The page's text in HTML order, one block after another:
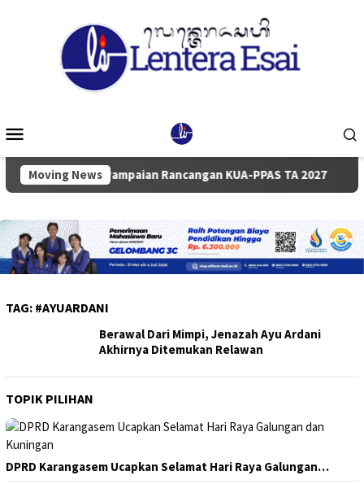
Mobile
Moving News
Penyampaian Rancangan KUA-PPAS TA 2027
TAG: #AYUARDANI
Berawal Dari Mimpi, Jenazah Ayu Ardani
Akhirnya Ditemukan Relawan
TOPIK PILIHAN
DPRD Karangasem Ucapkan Selamat Hari Raya Galungan…